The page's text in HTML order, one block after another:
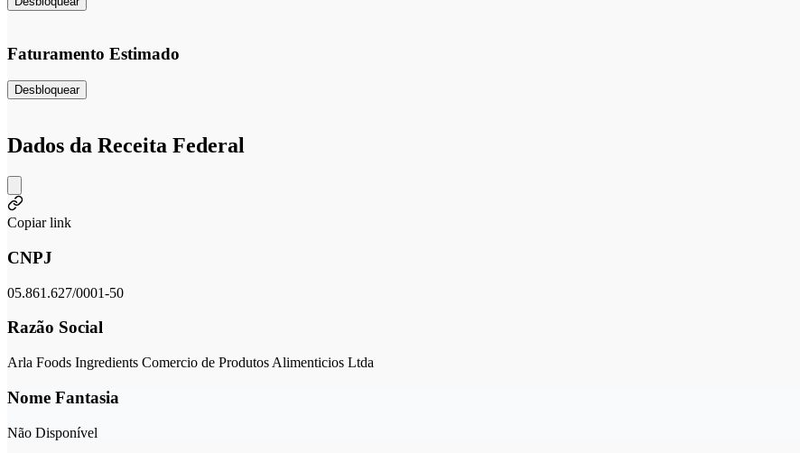
Faturamento Estimado
Desbloquear
Dados da Receita Federal
Copiar link
CNPJ
05.861.627/0001-50
Razão Social
Arla Foods Ingredients Comercio de Produtos Alimenticios Ltda
Nome Fantasia
Não Disponível